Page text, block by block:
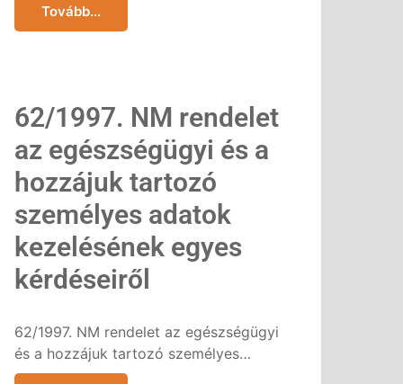
Tovább...
62/1997. NM rendelet
az egészségügyi és a
hozzájuk tartozó
személyes adatok
kezelésének egyes
kérdéseiről
62/1997. NM rendelet az egészségügyi
és a hozzájuk tartozó személyes…